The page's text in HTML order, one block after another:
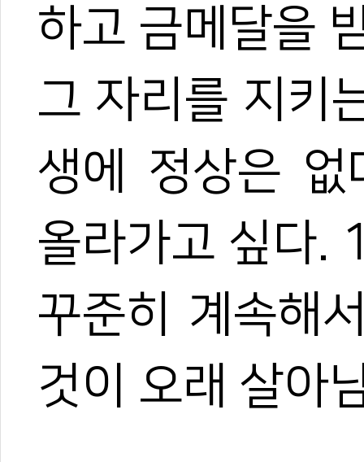
하고 금메달을
그 자리를 지키
생에 정상은 없
올라가고 싶다.
꾸준히 계속해
것이 오래 살아